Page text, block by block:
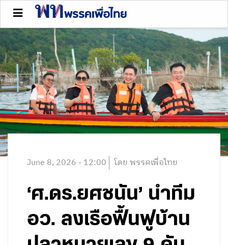
June 8, 2026 - 12:00 โดย พรรคเพื่อไทย
‘ศ.ดร.ยศชนัน’ นำทีม
อว. ลงเรือฟื้นฟูบ้าน